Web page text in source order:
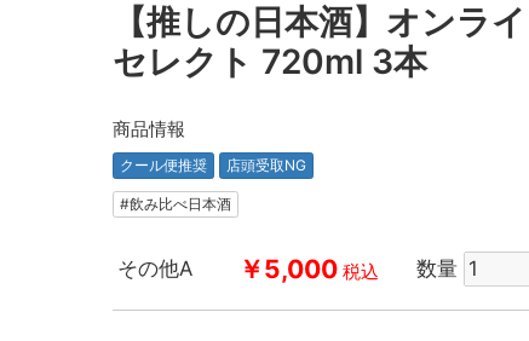
【推しの日本酒】オンラ
セレクト 720ml 3本
商品情報
クール便推奨 店頭受取NG
#飲み比べ日本酒
その他A ￥5,000 税込 数量